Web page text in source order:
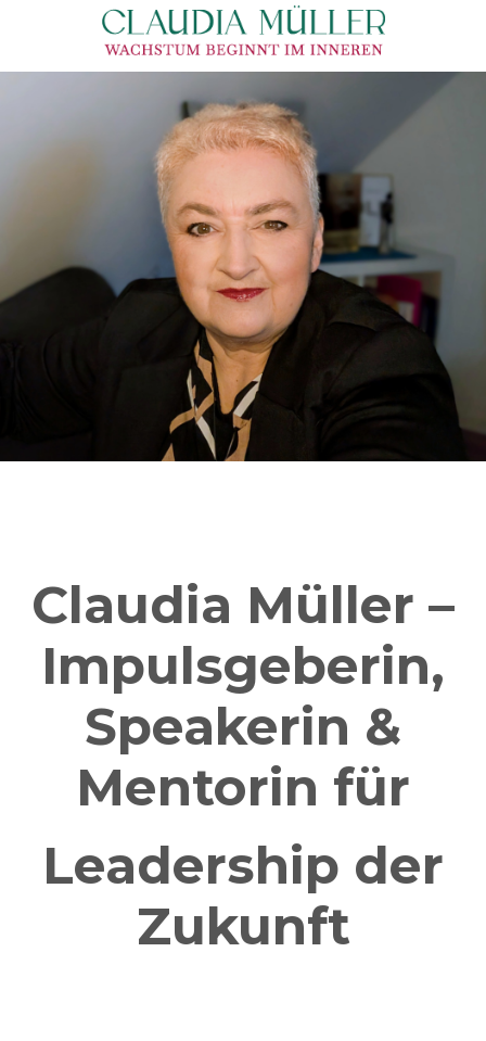
Claudia Müller –
Impulsgeberin,
Speakerin &
Mentorin für
Leadership der
Zukunft